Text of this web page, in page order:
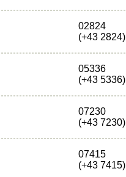
02824
(+43 2824)
05336
(+43 5336)
07230
(+43 7230)
07415
(+43 7415)